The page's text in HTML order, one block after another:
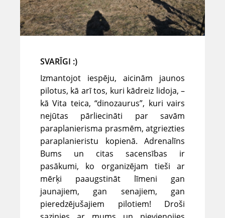
SVARĪGI :)
Izmantojot iespēju, aicinām jaunos
pilotus, kā arī tos, kuri kādreiz lidoja, –
kā Vita teica, “dinozaurus”, kuri vairs
nejūtas pārliecināti par savām
paraplanierisma prasmēm, atgriezties
paraplanieristu kopienā. Adrenalīns
Bums un citas sacensības ir
pasākumi, ko organizējam tieši ar
mērķi paaugstināt līmeni gan
jaunajiem, gan senajiem, gan
pieredzējušajiem pilotiem! Droši